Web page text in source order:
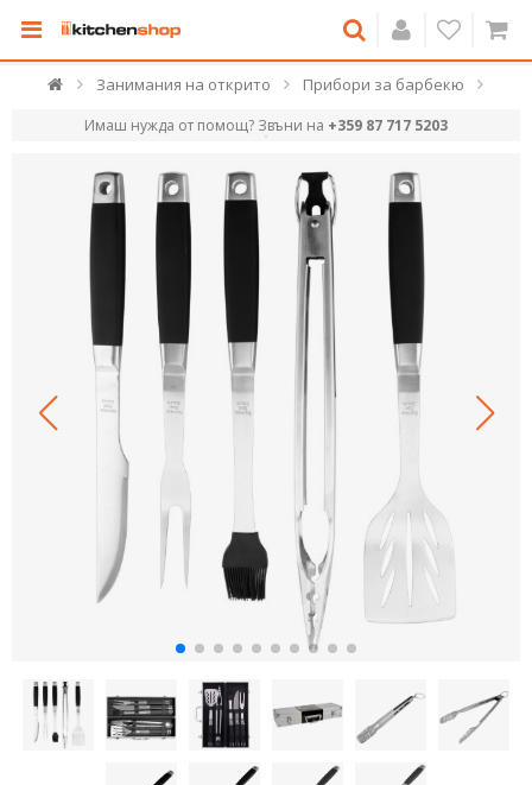
Занимания на открито Прибори за барбекю
Имаш нужда от помощ? Звъни на +359 87 717 5203